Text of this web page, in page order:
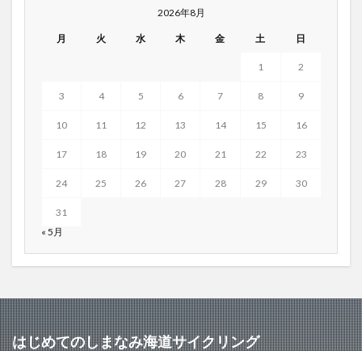
2026年8月
月 火 水 木 金 土 日
1 2
3 4 5 6 7 8 9
10 11 12 13 14 15 16
17 18 19 20 21 22 23
24 25 26 27 28 29 30
31
« 5月
はじめてのしまなみ海道サイクリング